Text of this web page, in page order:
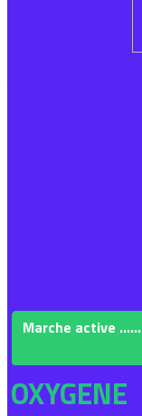
Marche active
OXYGENE